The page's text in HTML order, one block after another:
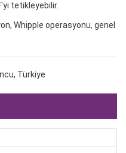
tetikleyebilir.
Whipple operasyonu, genel
Türkiye